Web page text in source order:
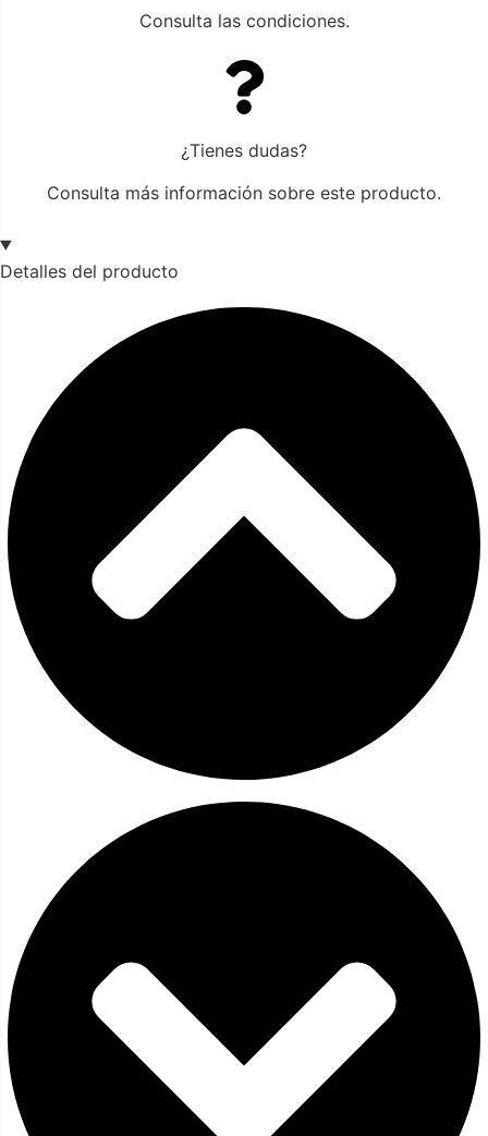
Consulta las condiciones.
¿Tienes dudas?
Consulta más información sobre este producto.
Detalles del producto